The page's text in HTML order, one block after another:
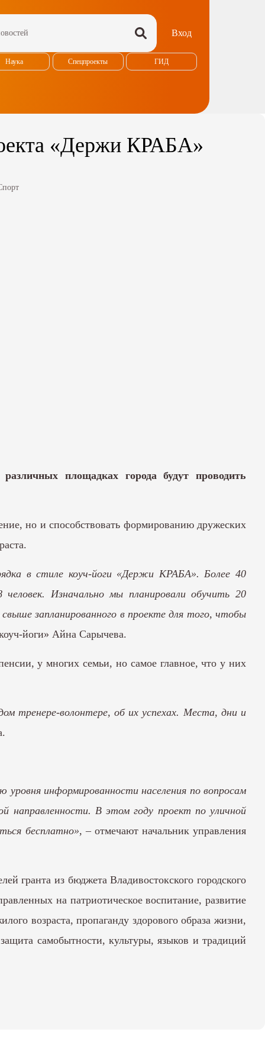
Вход
Наука Спецпроекты ГИД
«Держи КРАБА»
площадках города будут проводить
но и способствовать формированию дружеских
в стиле коуч-йоги «Держи КРАБА». Более 40
Изначально мы планировали обучить 20
запланированного в проекте для того, чтобы
йоги» Айна Сарычева.
у многих семьи, но самое главное, что у них
тренере-волонтере, об их успехах. Места, дни и
информированности населения по вопросам
направленности. В этом году проект по уличной
бесплатно», – отмечают начальник управления
гранта из бюджета Владивостокского городского
на патриотическое воспитание, развитие
возраста, пропаганду здорового образа жизни,
самобытности, культуры, языков и традиций